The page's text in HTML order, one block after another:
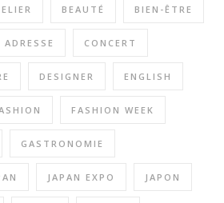
BEAUTÉ BIEN-ÊTRE
ADRESSE CONCERT
DESIGNER ENGLISH
FASHION WEEK
GASTRONOMIE
JAPAN EXPO JAPON